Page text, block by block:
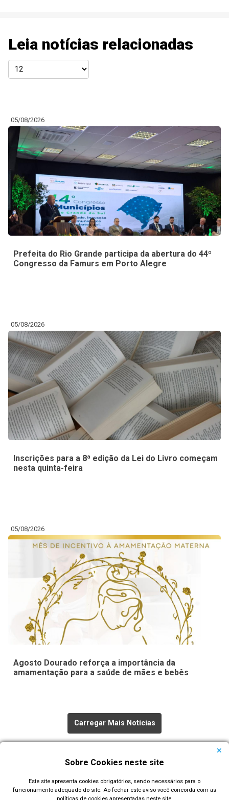
Leia notícias relacionadas
05/08/2026
Prefeita do Rio Grande participa da abertura do 44º
Congresso da Famurs em Porto Alegre
05/08/2026
Inscrições para a 8ª edição da Lei do Livro começam
nesta quinta-feira
05/08/2026
Agosto Dourado reforça a importância da
amamentação para a saúde de mães e bebês
Carregar Mais Notícias
Sobre Cookies neste site
Este site apresenta cookies obrigatórios, sendo necessários para o
funcionamento adequado do site. Ao fechar este aviso você concorda com as